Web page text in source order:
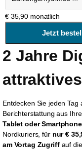
€ 35,90 monatlich
2 Jahre
Entdecken Sie jeden Tag
Berichterstattung aus
Tablet oder Smartphone
Nordkuriers, für nur €
am Vortag Zugriffauf